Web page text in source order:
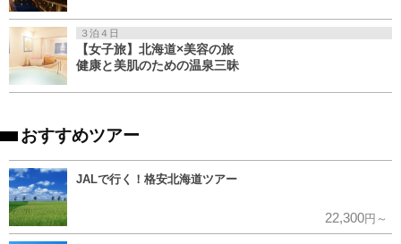
３泊４日
【女子旅】北海道×美容の旅
健康と美肌のための温泉三昧
おすすめツアー
JALで行く！格安北海道ツアー
22,300円～